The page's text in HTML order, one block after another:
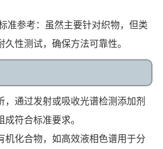
准参考：虽然主要针对织物，但类
性测试，确保方法可靠性。
，通过发射或吸收光谱检测添加剂
符合标准要求。
机化合物，如高效液相色谱用于分